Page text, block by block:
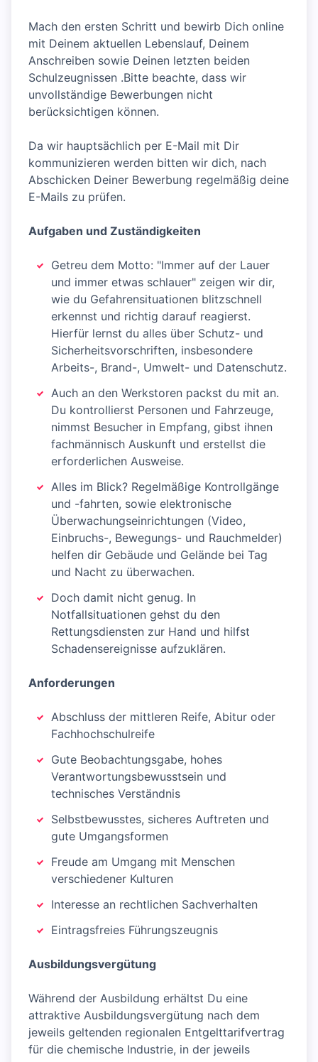
Mach den ersten Schritt und bewirb Dich online
mit Deinem aktuellen Lebenslauf, Deinem
Anschreiben sowie Deinen letzten beiden
Schulzeugnissen .Bitte beachte, dass wir
unvollständige Bewerbungen nicht
berücksichtigen können.
Da wir hauptsächlich per E-Mail mit Dir
kommunizieren werden bitten wir dich, nach
Abschicken Deiner Bewerbung regelmäßig deine
E-Mails zu prüfen.
Aufgaben und Zuständigkeiten
Getreu dem Motto: "Immer auf der Lauer
und immer etwas schlauer" zeigen wir dir,
wie du Gefahrensituationen blitzschnell
erkennst und richtig darauf reagierst.
Hierfür lernst du alles über Schutz- und
Sicherheitsvorschriften, insbesondere
Arbeits-, Brand-, Umwelt- und Datenschutz.
Auch an den Werkstoren packst du mit an.
Du kontrollierst Personen und Fahrzeuge,
nimmst Besucher in Empfang, gibst ihnen
fachmännisch Auskunft und erstellst die
erforderlichen Ausweise.
Alles im Blick? Regelmäßige Kontrollgänge
und -fahrten, sowie elektronische
Überwachungseinrichtungen (Video,
Einbruchs-, Bewegungs- und Rauchmelder)
helfen dir Gebäude und Gelände bei Tag
und Nacht zu überwachen.
Doch damit nicht genug. In
Notfallsituationen gehst du den
Rettungsdiensten zur Hand und hilfst
Schadensereignisse aufzuklären.
Anforderungen
Abschluss der mittleren Reife, Abitur oder
Fachhochschulreife
Gute Beobachtungsgabe, hohes
Verantwortungsbewusstsein und
technisches Verständnis
Selbstbewusstes, sicheres Auftreten und
gute Umgangsformen
Freude am Umgang mit Menschen
verschiedener Kulturen
Interesse an rechtlichen Sachverhalten
Eintragsfreies Führungszeugnis
Ausbildungsvergütung
Während der Ausbildung erhältst Du eine
attraktive Ausbildungsvergütung nach dem
jeweils geltenden regionalen Entgelttarifvertrag
für die chemische Industrie, in der jeweils